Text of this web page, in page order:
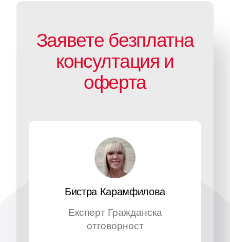
Заявете безплатна
консултация и
оферта
Бистра Карамфилова
Експерт Гражданска
отговорност